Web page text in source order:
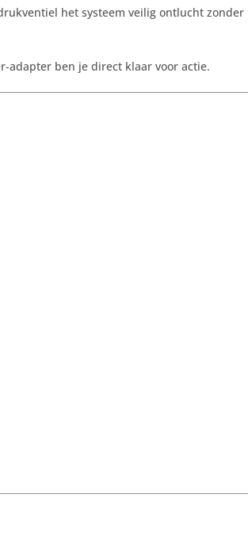
het systeem veilig ontlucht zonder
adapter ben je direct klaar voor actie.